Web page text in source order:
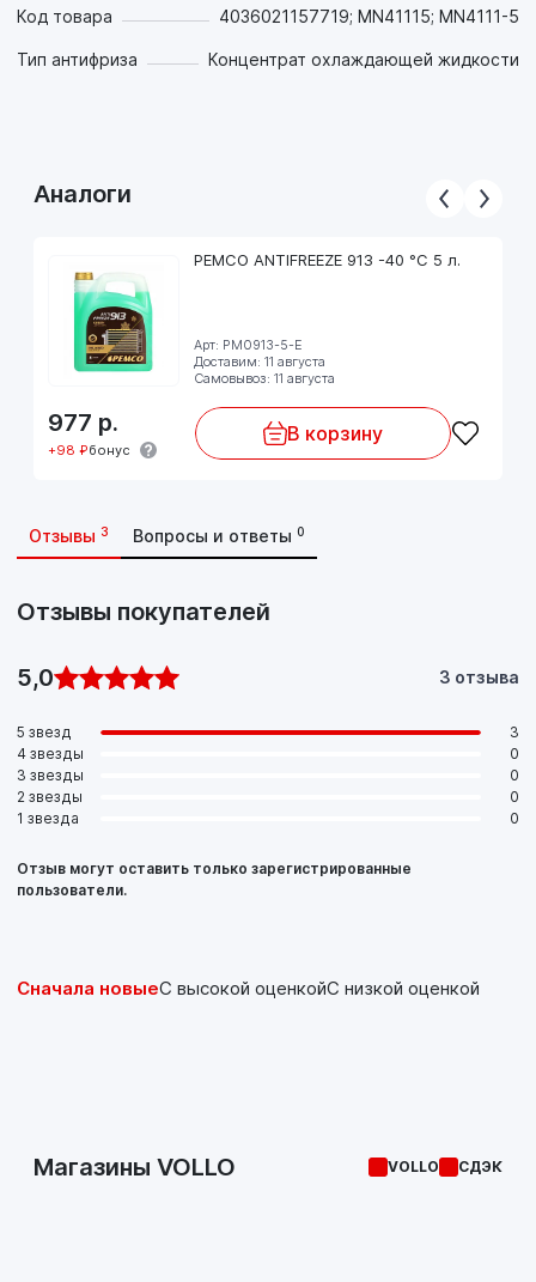
Код товара 4036021157719; MN41115; MN4111-5
Тип антифриза Концентрат охлаждающей жидкости
Аналоги
PEMCO ANTIFREEZE 913 -40 °C 5 л.
Арт: PM0913-5-E
Доставим: 11 августа
Самовывоз: 11 августа
977 р.
+98 ₽бонус
В корзину
Отзывы 3 Вопросы и ответы 0
Отзывы покупателей
5,0 3 отзыва
5 звезд
3
4 звезды
0
3 звезды
0
2 звезды
0
1 звезда
0
Отзыв могут оставить только зарегистрированные
пользователи.
Сначала новыеС высокой оценкойС низкой оценкой
Магазины VOLLO VOLLO СДЭК